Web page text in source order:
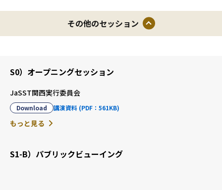
その他のセッション
S0）オープニングセッション
JaSST関西実行委員会
Download 講演資料 (PDF：561KB)
もっと見る
S1-B）パブリックビューイング